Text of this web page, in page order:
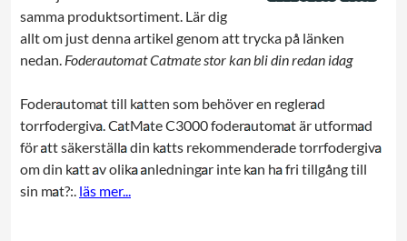
samma produktsortiment. Lär dig
allt om just denna artikel genom att trycka på länken
nedan. Foderautomat Catmate stor kan bli din redan idag
Foder utom t till k tten som behöver en regler d
torrfodergiv . C tM te C3000 foder utom t är utform d
för tt säkerställ din k tts rekommender de torrfodergiv
om din k tt v olik nledning r inte k n h fri tillgång till
sin m t?:. läs mer...